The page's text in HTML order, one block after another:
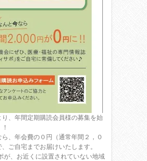
り、年間定期購読会員様の募集を始
ら、年会費の０円（通常年間２，０
、ご自宅までお届けいたします。
が、お近くに設置されていない地域